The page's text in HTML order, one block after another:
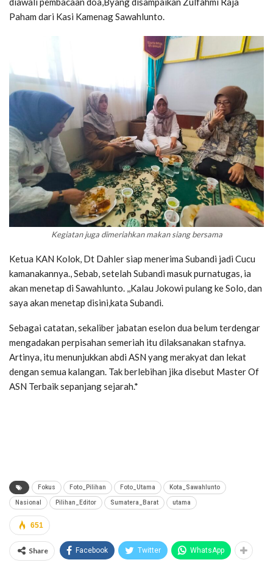
Paham dari Kasi Kamenag Sawahlunto.
Kegiatan juga dimeriahkan makan siang bersama
Ketua KAN Kolok, Dt Dahler siap menerima Subandi jadi Cucu
kamanakannya., Sebab, setelah Subandi masuk purnatugas, ia
akan menetap di Sawahlunto. ,,Kalau Jokowi pulang ke Solo, dan
saya akan menetap disini,kata Subandi.
Sebagai catatan, sekaliber jabatan eselon dua belum terdengar
mengadakan perpisahan semeriah itu dilaksanakan stafnya.
Artinya, itu menunjukkan abdi ASN yang merakyat dan lekat
dengan semua kalangan. Tak berlebihan jika disebut Master Of
ASN Terbaik sepanjang sejarah.*
Fokus Foto_Pilihan Foto_Utama Kota_Sawahlunto
Nasional Pilihan_Editor Sumatera_Barat utama
651
Share Facebook Twitter WhatsApp